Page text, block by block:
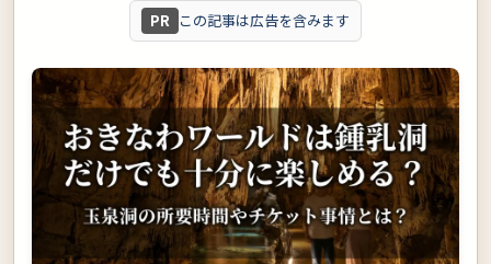
PR この記事は広告を含みます